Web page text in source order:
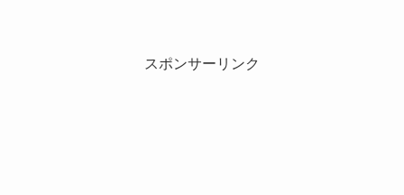
スポンサーリンク